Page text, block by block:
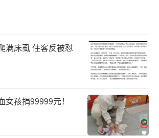
满床虱 住客反被怼
孩捐99999元！